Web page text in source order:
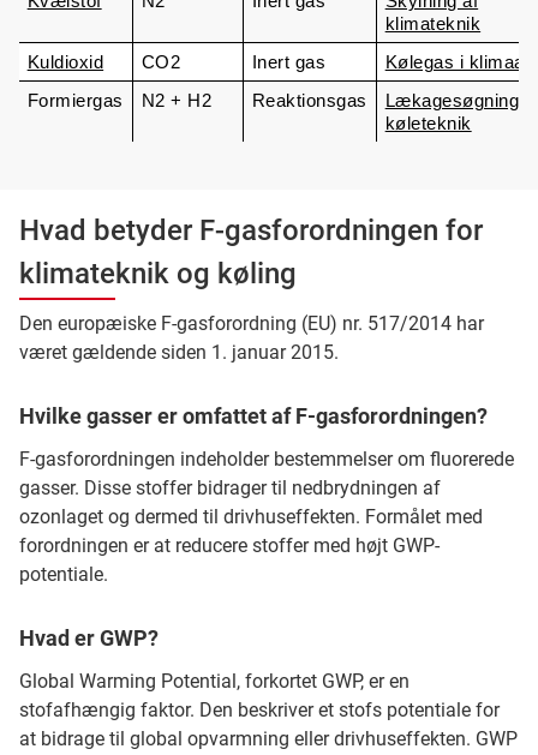
klimateknik
Kuldioxid
CO2 Inert gas
Kølegas i
Formiergas
N2 + H2 Reaktionsgas
Lækagesøgning i
køleteknik
Hvad betyder F-gasforordningen for
klimateknik og køling
Den europæiske F-gasforordning (EU) nr. 517/2014 har
været gældende siden 1. januar 2015.
Hvilke gasser er omfattet af F-gasforordningen?
F-gasforordningen indeholder bestemmelser om fluorerede
gasser. Disse stoffer bidrager til nedbrydningen af
ozonlaget og dermed til drivhuseffekten. Formålet med
forordningen er at reducere stoffer med højt GWP-
potentiale.
Hvad er GWP?
Global Warming Potential, forkortet GWP, er en
stofafhængig faktor. Den beskriver et stofs potentiale for
at bidrage til global opvarmning eller drivhuseffekten. GWP